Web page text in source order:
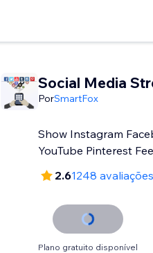
Social Media
PorSmartFox
Show Instagram
YouTube Pinterest
2.61248 avaliações
Plano gratuito disponível